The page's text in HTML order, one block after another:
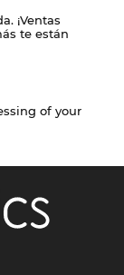
¡Ventas
te están
of your